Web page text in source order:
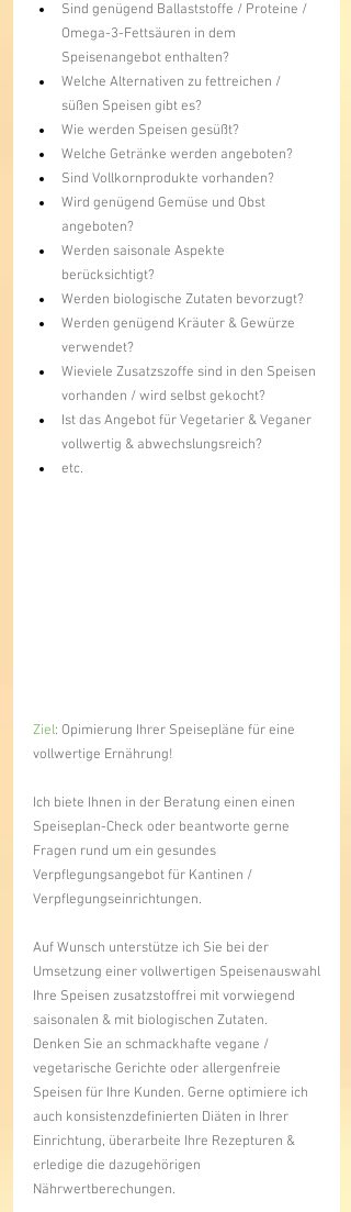
Sind genügend Ballaststoffe / Proteine /
Omega-3-Fettsäuren in dem
Speisenangebot enthalten?
Welche Alternativen zu fettreichen /
süßen Speisen gibt es?
Wie werden Speisen gesüßt?
Welche Getränke werden angeboten?
Sind Vollkornprodukte vorhanden?
Wird genügend Gemüse und Obst
angeboten?
Werden saisonale Aspekte
berücksichtigt?
Werden biologische Zutaten bevorzugt?
Werden genügend Kräuter & Gewürze
verwendet?
Wieviele Zusatzszoffe sind in den Speisen
vorhanden / wird selbst gekocht?
Ist das Angebot für Vegetarier & Veganer
vollwertig & abwechslungsreich?
etc.
Ziel: Opimierung Ihrer Speisepläne für eine
vollwertige Ernährung!
Ich biete Ihnen in der Beratung einen einen
Speiseplan-Check oder beantworte gerne
Fragen rund um ein gesundes
Verpflegungsangebot für Kantinen /
Verpflegungseinrichtungen.
Auf Wunsch unterstütze ich Sie bei der
Umsetzung einer vollwertigen Speisenauswahl
Ihre Speisen zusatzstoffrei mit vorwiegend
saisonalen & mit biologischen Zutaten.
Denken Sie an schmackhafte vegane /
vegetarische Gerichte oder allergenfreie
Speisen für Ihre Kunden. Gerne optimiere ich
auch konsistenzdefinierten Diäten in Ihrer
Einrichtung, überarbeite Ihre Rezepturen &
erledige die dazugehörigen
Nährwertberechungen.